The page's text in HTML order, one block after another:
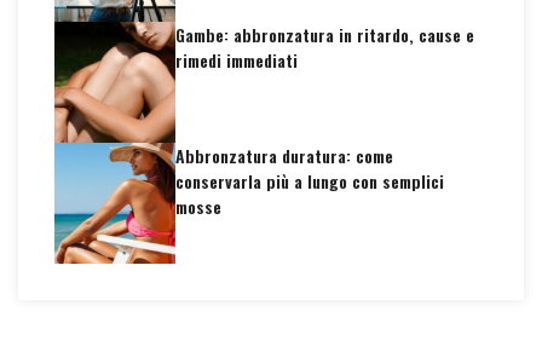
Gambe: abbronzatura in ritardo, cause e
rimedi immediati
Abbronzatura duratura: come
conservarla più a lungo con semplici
mosse